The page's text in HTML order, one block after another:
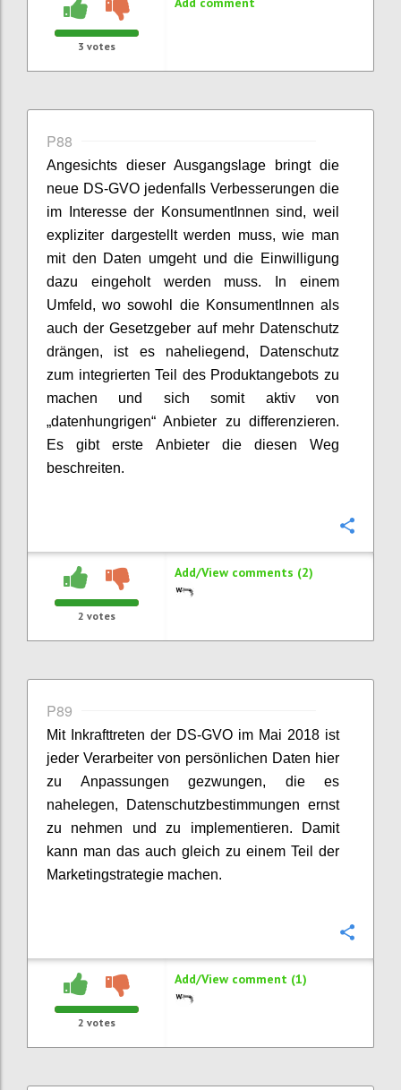
3 votes
P88
Angesichts dieser Ausgangslage bringt die
neue DS-GVO jedenfalls Verbesserungen die
im Interesse der KonsumentInnen sind, weil
expliziter dargestellt werden muss, wie man
mit den Daten umgeht und die Einwilligung
dazu eingeholt werden muss. In einem
Umfeld, wo sowohl die KonsumentInnen als
auch der Gesetzgeber auf mehr Datenschutz
drängen, ist es naheliegend, Datenschutz
zum integrierten Teil des Produktangebots zu
machen und sich somit aktiv von
„datenhungrigen“ Anbieter zu differenzieren.
Es gibt erste Anbieter die diesen Weg
beschreiten.
2 votes
Add/View comments (2)
P89
Mit Inkrafttreten der DS-GVO im Mai 2018 ist
jeder Verarbeiter von persönlichen Daten hier
zu Anpassungen gezwungen, die es
nahelegen, Datenschutzbestimmungen ernst
zu nehmen und zu implementieren. Damit
kann man das auch gleich zu einem Teil der
Marketingstrategie machen.
2 votes
Add/View comment (1)